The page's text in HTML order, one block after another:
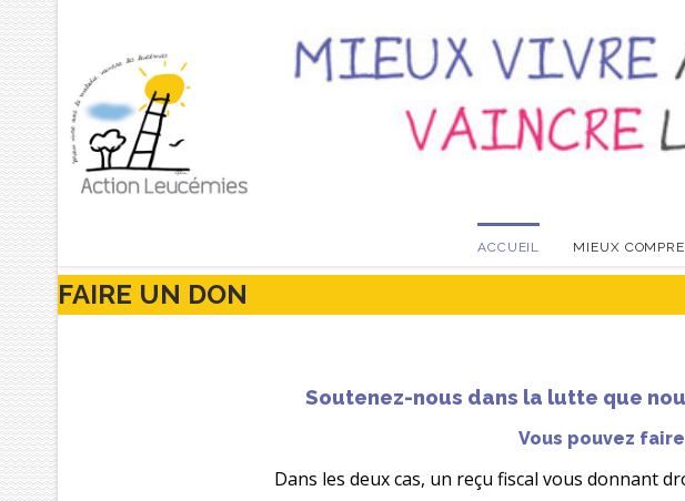
ACCUEIL MIEUX
FAIRE UN DON
Soutenez-nous dans la lutte que
Vous pouvez
Dans les deux cas, un reçu fiscal vous donnant